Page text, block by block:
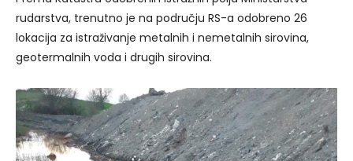
rudarstva, trenutno je na području RS-a odobreno 26
lokacija za istraživanje metalnih i nemetalnih sirovina,
geotermalnih voda i drugih sirovina.